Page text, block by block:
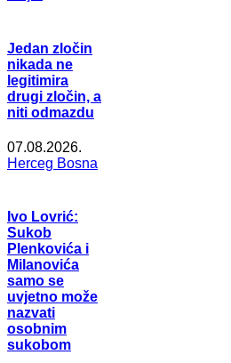
Jedan zločin
nikada ne
legitimira
drugi zločin, a
niti odmazdu
07.08.2026.
Herceg Bosna
Ivo Lovrić:
Sukob
Plenkovića i
Milanovića
samo se
uvjetno može
nazvati
osobnim
sukobom